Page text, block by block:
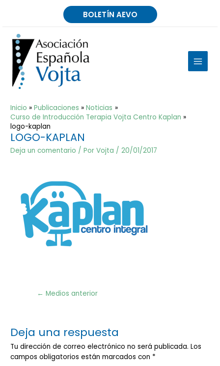
BOLETÍN AEVO
MAIN
Inicio Publicaciones
Noticias
Curso de Introducción Terapia Vojta Centro Kaplan
logo-kaplan
LOGO-KAPLAN
Deja un comentario / PorVojta /20/01/2017
Navegación
← Medios anterior
Deja una respuesta
Tu dirección de correo electrónico no será publicada. Los
campos obligatorios están marcados con *